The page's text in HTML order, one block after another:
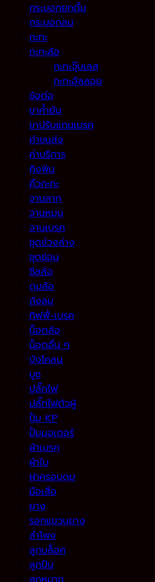
กระบอกยกดั้ม
กระบอกลม
กะทะ
กะทะล้อ
กะทะจุ๊บเลส
กะทะอัลลอย
ข้อต่อ
ขาค้ำยัน
ขาปรับแกนเบรค
ค่าขนส่ง
ค่าบริการ
คิงพิน
คิ้วกะทะ
จานลาก
จานหมุน
จานเบรค
ชุดช่วงล่าง
ชุดซ่อม
ซีลล้อ
ดุมล้อ
ถังลม
ทิฟฟี่-เบรค
น็อตล้อ
น็อตอื่น ๆ
บังโคลน
บูช
ปลั๊กไฟ
ปลั๊กไฟตัวผู้
ปั้ม KP
ปั้มมอเตอร์
ผ้าเบรค
ผ้าใบ
ฝาครอบดุม
มือเสือ
ยาง
รอกแขวนยาง
ลำโพง
ลูกบล็อค
ลูกปืน